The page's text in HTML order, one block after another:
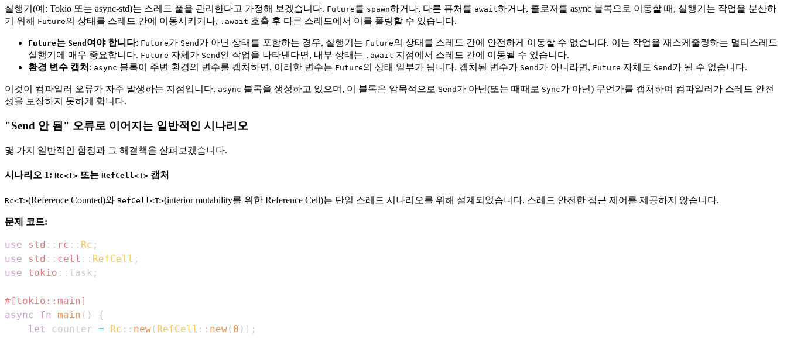
실행기(예: Tokio 또는 async-std)는 스레드 풀을 관리한다고 가정해 보겠습니다. Future를 spawn하거나, 다른 퓨처를 await하거나, 클로저를 async 블록으로 이동할 때, 실행기는 작업을 분산하
기 위해 Future의 상태를 스레드 간에 이동시키거나, .await 호출 후 다른 스레드에서 이를 폴링할 수 있습니다.
Future는 Send 여야 합니다: Future가 Send 가 아닌 상태를 포함하는 경우, 실행기는 Future의 상태를 스레드 간에 안전하게 이동할 수 없습니다. 이는 작업을 재스케줄링하는 멀티스레드
실행기에 매우 중요합니다. Future 자체가 Send 인 작업을 나타낸다면, 내부 상태는 .await 지점에서 스레드 간에 이동될 수 있습니다.
환경 변수 캡처 : async 블록이 주변 환경의 변수를 캡처하면, 이러한 변수는 Future의 상태 일부가 됩니다. 캡처된 변수가 Send 가 아니라면, Future 자체도 Send 가 될 수 없습니다.
이것이 컴파일러 오류가 자주 발생하는 지점입니다. async 블록을 생성하고 있으며, 이 블록은 암묵적으로 Send 가 아닌(또는 때때로 Sync가 아닌) 무언가를 캡처하여 컴파일러가 스레드 안전
성을 보장하지 못하게 합니다.
"Send 안 됨" 오류로 이어지는 일반적인 시나리오
몇 가지 일반적인 함정과 그 해결책을 살펴보겠습니다.
시나리오 1: Rc<T> 또는 RefCell<T> 캡처
Rc<T>(Reference Counted)와 RefCell<T>(interior mutability를 위한 Reference Cell)는 단일 스레드 시나리오를 위해 설계되었습니다. 스레드 안전한 접근 제어를 제공하지 않습니다.
문제 코드:
use std :: rc :: Rc ;
use
std :: cell :: RefCell ;
use
tokio :: task ;
#[tokio::main]
async
fn main ( )
{
let
counter = Rc :: new( RefCell :: new( 0 ) ) ;